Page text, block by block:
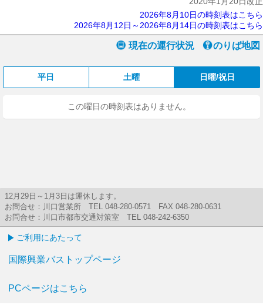
2026年8月10日の時刻表はこちら
2026年8月12日～2026年8月14日の時刻表はこちら
現在の運行状況 のりば地図
平日 土曜 日曜/祝日
この曜日の時刻表はありません。
12月29日～1月3日は運休します。
お問合せ：川口営業所 TEL 048-280-0571 FAX 048-280-0631
お問合せ：川口市都市交通対策室 TEL 048-242-6350
ご利用にあたって
国際興業バストップページ
PCページはこちら